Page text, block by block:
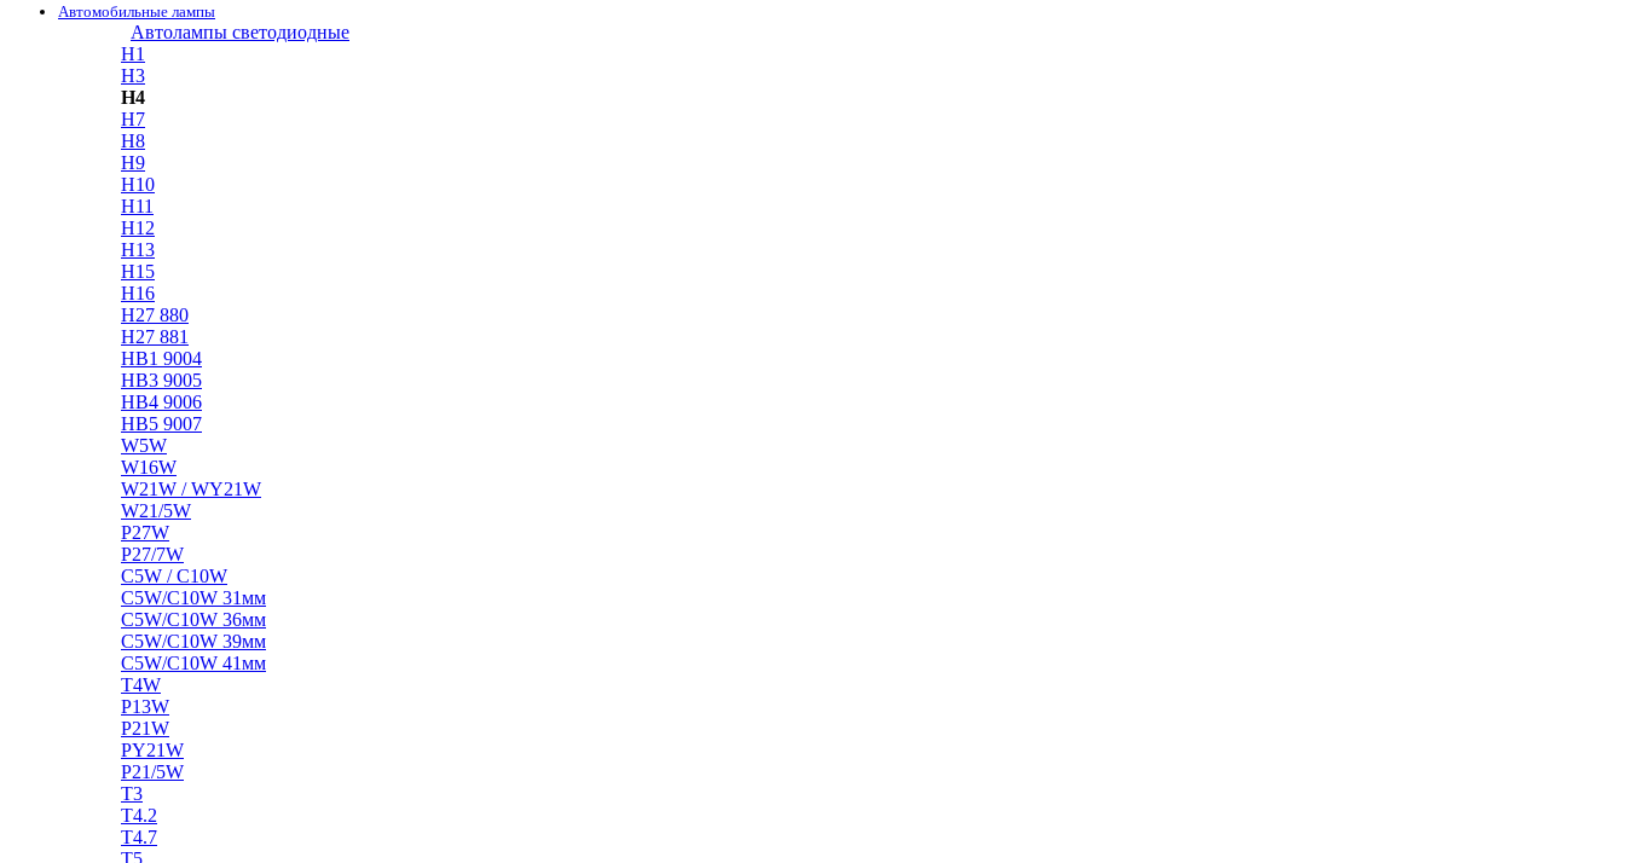
Автомобильные лампы
Автолампы светодиодные
H1
H3
H4
H7
H8
H9
H10
H11
H12
H13
H15
H16
H27 880
H27 881
HB1 9004
HB3 9005
HB4 9006
HB5 9007
W5W
W16W
W21W / WY21W
W21/5W
P27W
P27/7W
C5W / C10W
C5W/C10W 31мм
C5W/C10W 36мм
C5W/C10W 39мм
C5W/C10W 41мм
T4W
P13W
P21W
PY21W
P21/5W
T3
T4.2
T4.7
T5